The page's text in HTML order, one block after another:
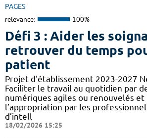
PAGES
relevance: 100%
Défi 3 : Aider les
retrouver du temps
patient
Projet d'établissement 2023-2027
Faciliter le travail au quotidien par
numériques agiles ou renouvelés et
l’appropriation par les
d’intell
18/02/2026 15:25